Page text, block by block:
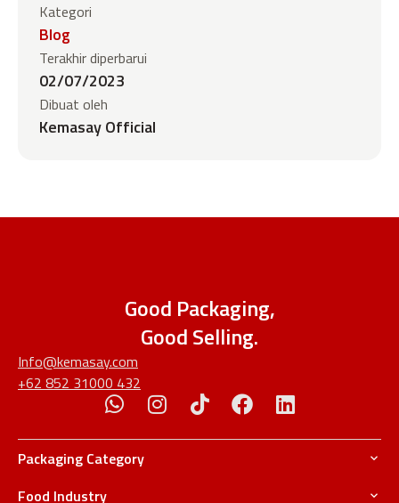
Kategori
Blog
Terakhir diperbarui
02/07/2023
Dibuat oleh
Kemasay Official
Good Packaging,
Good Selling.
Info@kemasay.com
+62 852 31000 432
Packaging Category
Food Industry